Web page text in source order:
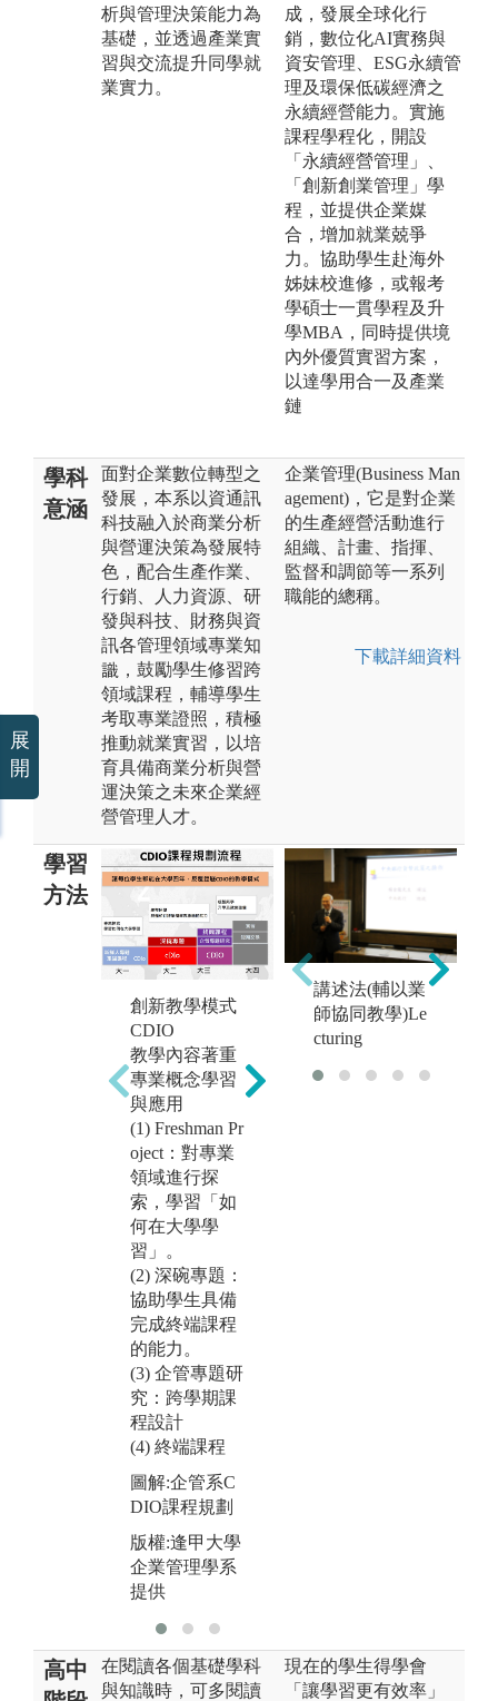
析與管理決策能力為
基礎，並透過產業實
習與交流提升同學就
業實力。
成，發展全球化行
銷，數位化AI實務與
資安管理、ESG永續管
理及環保低碳經濟之
永續經營能力。實施
課程學程化，開設
「永續經營管理」、
「創新創業管理」學
程，並提供企業媒
合，增加就業兢爭
力。協助學生赴海外
姊妹校進修，或報考
學碩士一貫學程及升
學MBA，同時提供境
內外優質實習方案，
以達學用合一及產業
鏈
學科
意涵
面對企業數位轉型之
發展，本系以資通訊
科技融入於商業分析
與營運決策為發展特
色，配合生產作業、
行銷、人力資源、研
發與科技、財務與資
訊各管理領域專業知
識，鼓勵學生修習跨
領域課程，輔導學生
考取專業證照，積極
推動就業實習，以培
育具備商業分析與營
運決策之未來企業經
營管理人才。
企業管理(Business Man
agement)，它是對企業
的生產經營活動進行
組織、計畫、指揮、
監督和調節等一系列
職能的總稱。
下載詳細資料
學習
方法
創新教學模式
CDIO
教學內容著重
專業概念學習
與應用
(1) Freshman Pr
oject：對專業
領域進行探
索，學習「如
何在大學學
習」。
(2) 深碗專題：
協助學生具備
完成終端課程
的能力。
(3) 企管專題研
究：跨學期課
程設計
(4) 終端課程
圖解:企管系C
DIO課程規劃
版權:逢甲大學
企業管理學系
提供
個案學習法 (C
ase study)
透過個案教學
方式，結合理
講述法(輔以業
師協同教學)Le
cturing
高中
在閱讀各個基礎學科
與知識時，可多閱讀
現在的學生得學會
「讓學習更有效率」
展
開